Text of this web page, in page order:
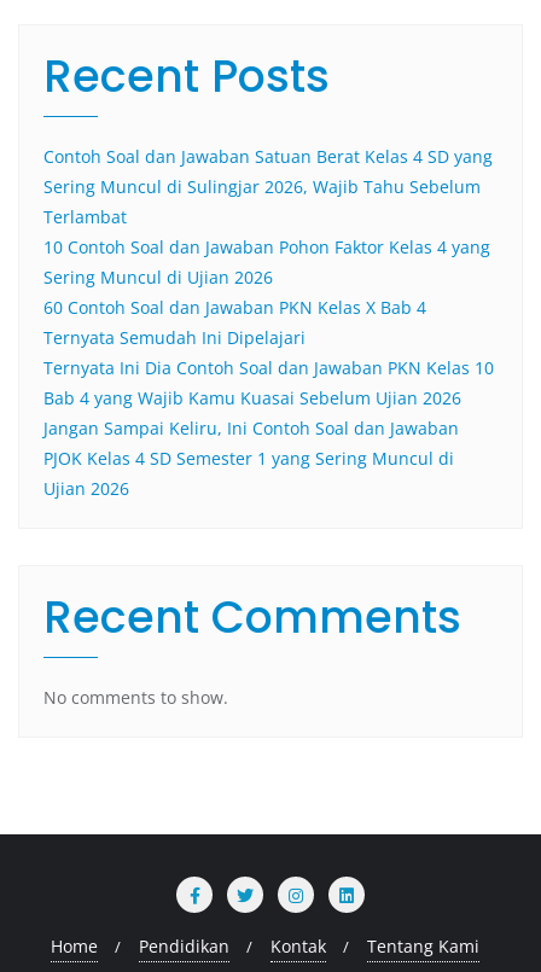
Recent Posts
Contoh Soal dan Jawaban Satuan Berat Kelas 4 SD yang
Sering Muncul di Sulingjar 2026, Wajib Tahu Sebelum
Terlambat
10 Contoh Soal dan Jawaban Pohon Faktor Kelas 4 yang
Sering Muncul di Ujian 2026
60 Contoh Soal dan Jawaban PKN Kelas X Bab 4
Ternyata Semudah Ini Dipelajari
Ternyata Ini Dia Contoh Soal dan Jawaban PKN Kelas 10
Bab 4 yang Wajib Kamu Kuasai Sebelum Ujian 2026
Jangan Sampai Keliru, Ini Contoh Soal dan Jawaban
PJOK Kelas 4 SD Semester 1 yang Sering Muncul di
Ujian 2026
Recent Comments
No comments to show.
Home Pendidikan Kontak Tentang Kami